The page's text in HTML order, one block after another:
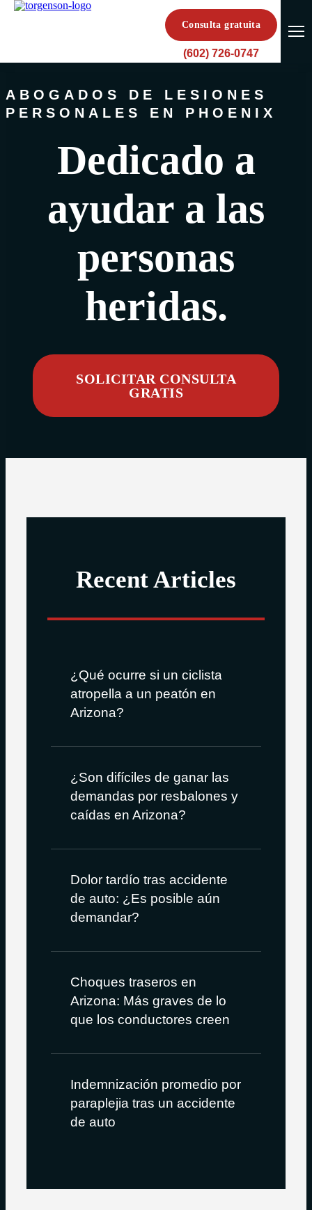
Consulta gratuita
(602) 726-0747
ABOGADOS DE LESIONES
PERSONALES EN PHOENIX
Dedicado a
ayudar a las
personas
heridas.
SOLICITAR CONSULTA
GRATIS
Recent Articles
¿Qué ocurre si un ciclista
atropella a un peatón en
Arizona?
¿Son difíciles de ganar las
demandas por resbalones y
caídas en Arizona?
Dolor tardío tras accidente
de auto: ¿Es posible aún
demandar?
Choques traseros en
Arizona: Más graves de lo
que los conductores creen
Indemnización promedio por
paraplejia tras un accidente
de auto